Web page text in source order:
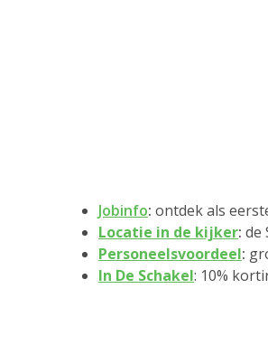
Jobinfo: ontdek als
Locatie in de kijker: de
Personeelsvoordeel:
In De Schakel: 10%